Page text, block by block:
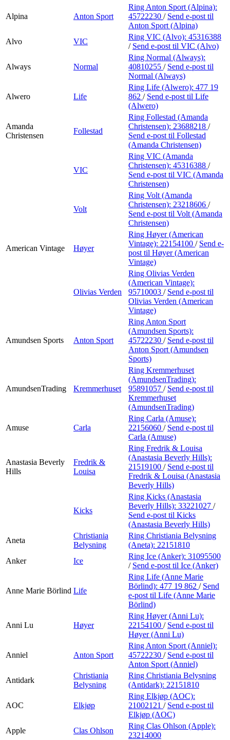
Alpina Anton Sport
Ring Anton Sport (Alpina):
45722230 / Send e-post til
Anton Sport (Alpina)
Alvo
VIC
Ring VIC (Alvo): 45316388
/ Send e-post til VIC (Alvo)
Always Normal
Ring Normal (Always):
40810255 / Send e-post til
Normal (Always)
Alwero Life
Ring Life (Alwero): 477 19
862 / Send e-post til Life
(Alwero)
Amanda
Christensen
Follestad
Ring Follestad (Amanda
Christensen): 23688218 /
Send e-post til Follestad
(Amanda Christensen)
VIC
Ring VIC (Amanda
Christensen): 45316388 /
Send e-post til VIC (Amanda
Christensen)
Volt
Ring Volt (Amanda
Christensen): 23218606 /
Send e-post til Volt (Amanda
Christensen)
American Vintage Høyer
Ring Høyer (American
Vintage): 22154100 / Send e-
post til Høyer (American
Vintage)
Olivias Verden
Ring Olivias Verden
(American Vintage):
95710003 / Send e-post til
Olivias Verden (American
Vintage)
Amundsen Sports Anton Sport
Ring Anton Sport
(Amundsen Sports):
45722230 / Send e-post til
Anton Sport (Amundsen
Sports)
AmundsenTrading Kremmerhuset
Ring Kremmerhuset
(AmundsenTrading):
95891057 / Send e-post til
Kremmerhuset
(AmundsenTrading)
Amuse Carla
Ring Carla (Amuse):
22156060 / Send e-post til
Carla (Amuse)
Anastasia Beverly
Hills
Fredrik &
Louisa
Ring Fredrik & Louisa
(Anastasia Beverly Hills):
21519100 / Send e-post til
Fredrik & Louisa (Anastasia
Beverly Hills)
Kicks
Ring Kicks (Anastasia
Beverly Hills): 33221027 /
Send e-post til Kicks
(Anastasia Beverly Hills)
Aneta
Christiania
Belysning
Ring Christiania Belysning
(Aneta): 22151810
Anker
Ice
Ring Ice (Anker): 31095500
/ Send e-post til Ice (Anker)
Anne Marie Börlind Life
Ring Life (Anne Marie
Börlind): 477 19 862 / Send
e-post til Life (Anne Marie
Börlind)
Anni Lu Høyer
Ring Høyer (Anni Lu):
22154100 / Send e-post til
Høyer (Anni Lu)
Anniel Anton Sport
Ring Anton Sport (Anniel):
45722230 / Send e-post til
Anton Sport (Anniel)
Antidark
Christiania
Belysning
Ring Christiania Belysning
(Antidark): 22151810
AOC Elkjøp
Ring Elkjøp (AOC):
21002121 / Send e-post til
Elkjøp (AOC)
Apple
Clas Ohlson
Ring Clas Ohlson (Apple):
23214000